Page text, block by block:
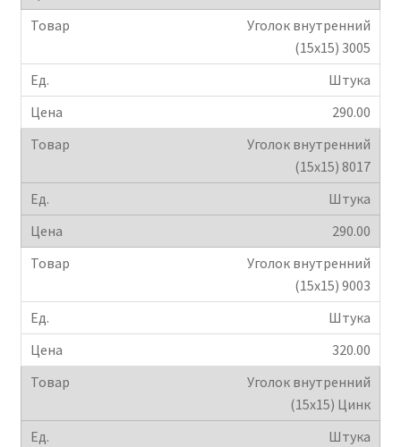
Крепеж
Расходные материалы
Спецодежда и СИЗ
Заказ
Уголок внутренний
(15х15) 3005
Штука
290.00
Уголок внутренний
(15х15) 8017
Штука
290.00
Уголок внутренний
(15х15) 9003
Штука
320.00
Уголок внутренний
(15х15) Цинк
Штука